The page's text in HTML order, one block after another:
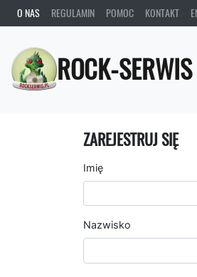
O NAS REGULAMIN POMOC KONTAKT
ROCK-SERWIS
ZAREJESTRUJ SIĘ
Imię
Nazwisko